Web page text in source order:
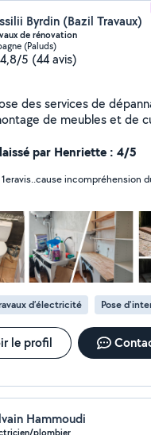
Byrdin (Bazil Travaux)
de rénovation
(Paluds)
4,8/5 (44 avis)
des services de
de meubles et de
de petits ou grands
interlocuteur pour vous
prestations soignées,
par Henriette : 4/5
incompréhension
d’électricité Pose
le profil
Hammoudi